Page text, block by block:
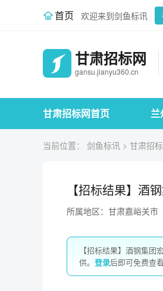
首页 欢迎来到剑鱼标讯
甘肃招标网
gansu.jianyu360.cn
甘肃招标网首页 兰
当前位置： 剑鱼标讯 > 甘肃招
【招标结果】酒
所属地区：甘肃嘉峪关市
【招标结果】酒钢集
供。 登录后即可免费查